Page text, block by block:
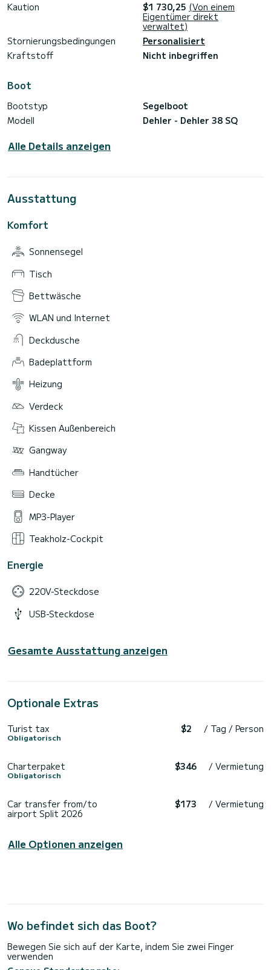
Kaution $1 730,25 (Von einem
Eigentümer direkt
verwaltet)
Stornierungsbedingungen
Personalisiert
Kraftstoff
Nicht inbegriffen
Boot
Bootstyp
Segelboot
Modell
Dehler - Dehler 38 SQ
Alle Details anzeigen
Ausstattung
Komfort
Sonnensegel
Tisch
Bettwäsche
WLAN und Internet
Deckdusche
Badeplattform
Heizung
Verdeck
Kissen Außenbereich
Gangway
Handtücher
Decke
MP3-Player
Teakholz-Cockpit
Energie
220V-Steckdose
USB-Steckdose
Gesamte Ausstattung anzeigen
Optionale Extras
Turist tax
Obligatorisch
$2 / Tag / Person
Charterpaket
Obligatorisch
$346 / Vermietung
Car transfer from/to
airport Split 2026
$173 / Vermietung
Alle Optionen anzeigen
Wo befindet sich das Boot?
Bewegen Sie sich auf der Karte, indem Sie zwei Finger
verwenden